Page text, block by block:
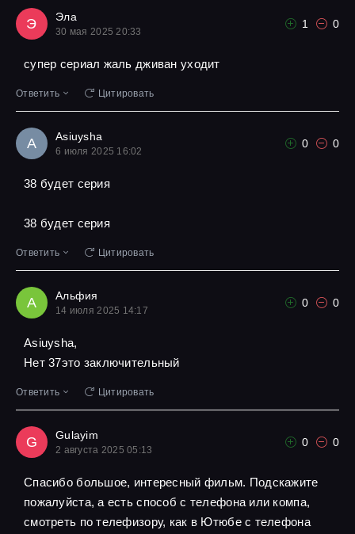
Э Эла
30 мая 2025 20:33
1 0
супер сериал жаль дживан уходит
Ответить Цитировать
A Asiuysha
6 июля 2025 16:02
0 0
38 будет серия
38 будет серия
Ответить Цитировать
А Альфия
14 июля 2025 14:17
0 0
Asiuysha,
Нет 37это заключительный
Ответить Цитировать
G Gulayim
2 августа 2025 05:13
0 0
Спасибо большое, интересный фильм. Подскажите
пожалуйста, а есть способ с телефона или компа,
смотреть по телефизору, как в Ютюбе с телефона